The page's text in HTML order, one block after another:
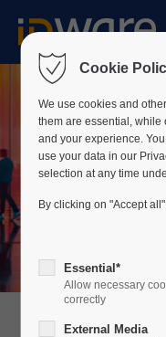
Der Eintrag
nicht.
Der Eintrag
nicht.
Der Eintrag
Der Eintrag
nicht.
Cookie
We use cookies and
them are essential, while
and your experience.
use your data in our
selection at any time
By clicking on "Accept
Essential*
Allow necessary
correctly
External Media